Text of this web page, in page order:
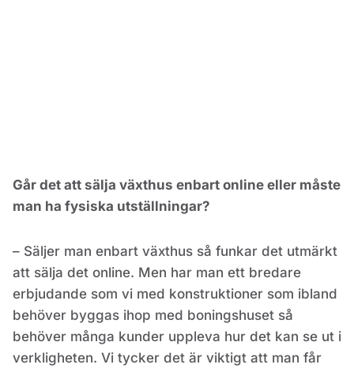
Går det att sälja växthus enbart online eller måste
man ha fysiska utställningar?
– Säljer man enbart växthus så funkar det utmärkt
att sälja det online. Men har man ett bredare
erbjudande som vi med konstruktioner som ibland
behöver byggas ihop med boningshuset så
behöver många kunder uppleva hur det kan se ut i
verkligheten. Vi tycker det är viktigt att man får